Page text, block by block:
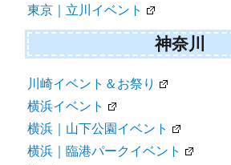
東京｜立川イベント
神奈川
川崎イベント＆お祭り
横浜イベント
横浜｜山下公園イベント
横浜｜臨港パークイベント